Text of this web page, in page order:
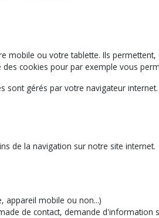
ou votre tablette. Ils
cookies pour par exemple vous
sont gérés par votre navigateur internet.
de la navigation sur notre site internet.
appareil mobile ou non...)
de contact, demande d'information